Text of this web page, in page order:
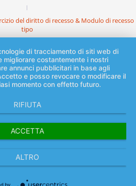
del diritto di recesso & Modulo di recesso
tipo
di tracciamento di siti web di
migliorare costantemente i nostri
annunci pubblicitari in base agli
e posso revocare o modificare il
momento con effetto futuro.
RIFIUTA
ACCETTA
ALTRO
by